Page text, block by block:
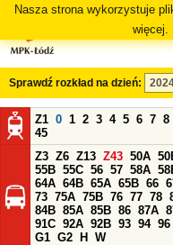
Nasza strona wykorzystuje
więcej.
Sprawdź rozkład na dzień:
Z1 0 1 2 3 4 5 6 7 8
45
Z3 Z6 Z13 Z43 50A
55B 55C 56 57 58A
64A 64B 65A 65B 66
73 75A 75B 76 77 78
84B 85A 85B 86 87A
91C 92A 92B 93 94 96
G1 G2 H
W